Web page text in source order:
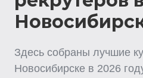
Здесь собраны лучшие
Новосибирске в 2026